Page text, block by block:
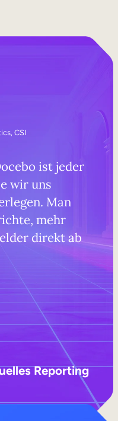
CSI
ist jeder
wir uns
Man
mehr
direkt ab
Reporting